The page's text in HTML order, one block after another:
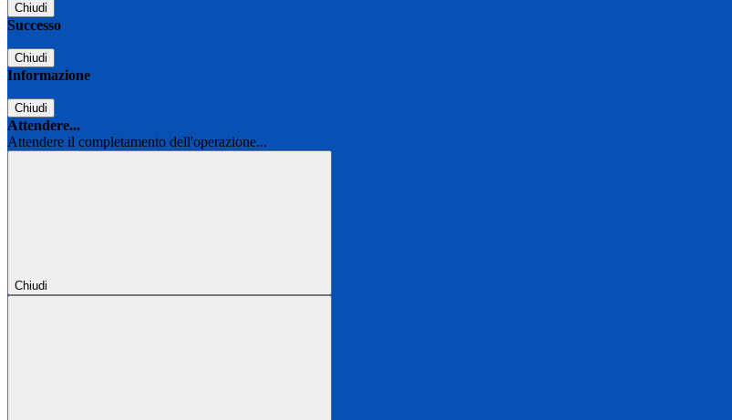
Chiudi
Successo
Chiudi
Informazione
Chiudi
Attendere...
Attendere il completamento dell'operazione...
Chiudi